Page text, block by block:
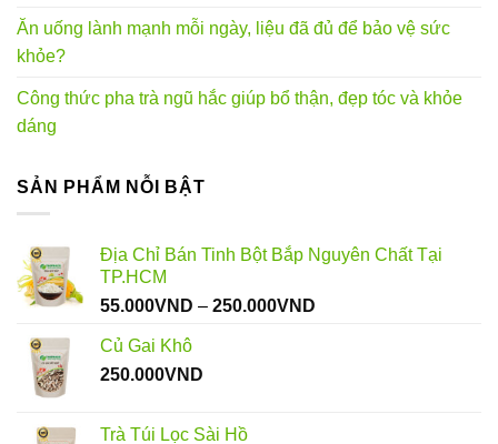
Ăn uống lành mạnh mỗi ngày, liệu đã đủ để bảo vệ sức
khỏe?
Công thức pha trà ngũ hắc giúp bổ thận, đẹp tóc và khỏe
dáng
SẢN PHẨM NỖI BẬT
Địa Chỉ Bán Tinh Bột Bắp Nguyên Chất Tại
TP.HCM
55.000VND – 250.000VND
Củ Gai Khô
250.000VND
Trà Túi Lọc Sài Hồ